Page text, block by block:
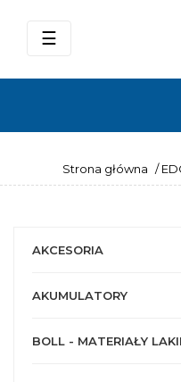
Przełącz
☰
Strona główna /
AKCESORIA
AKUMULATORY
BOLL - MATERIAŁY